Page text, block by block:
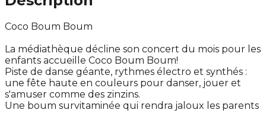
Coco Boum Boum
La médiathèque décline son concert du mois pour les
enfants accueille Coco Boum Boum!
Piste de danse géante, rythmes électro et synthés :
une fête haute en couleurs pour danser, jouer et
s'amuser comme des zinzins.
Une boum survitaminée qui rendra jaloux les parents